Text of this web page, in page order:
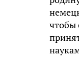
чтобы